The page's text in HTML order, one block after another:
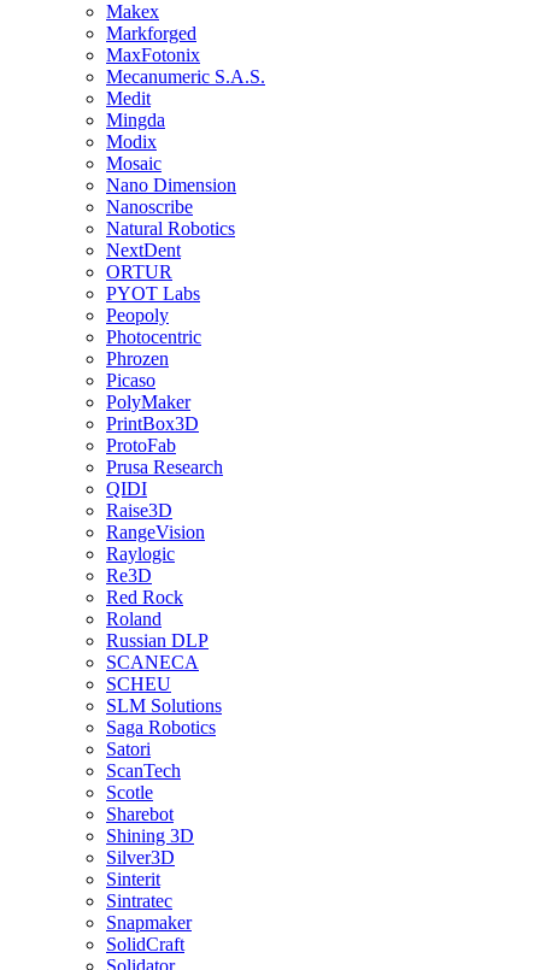
Makex
Markforged
MaxFotonix
Mecanumeric S.A.S.
Medit
Mingda
Modix
Mosaic
Nano Dimension
Nanoscribe
Natural Robotics
NextDent
ORTUR
PYOT Labs
Peopoly
Photocentric
Phrozen
Picaso
PolyMaker
PrintBox3D
ProtoFab
Prusa Research
QIDI
Raise3D
RangeVision
Raylogic
Re3D
Red Rock
Roland
Russian DLP
SCANECA
SCHEU
SLM Solutions
Saga Robotics
Satori
ScanTech
Scotle
Sharebot
Shining 3D
Silver3D
Sinterit
Sintratec
Snapmaker
SolidCraft
Solidator